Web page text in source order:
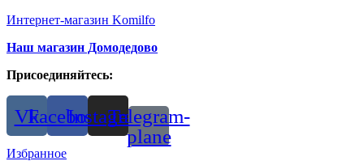
Интернет-магазин Komilfo
Наш магазин Домодедово
Присоединяйтесь:
VkFacebookInstagramTelegram-
plane
Избранное